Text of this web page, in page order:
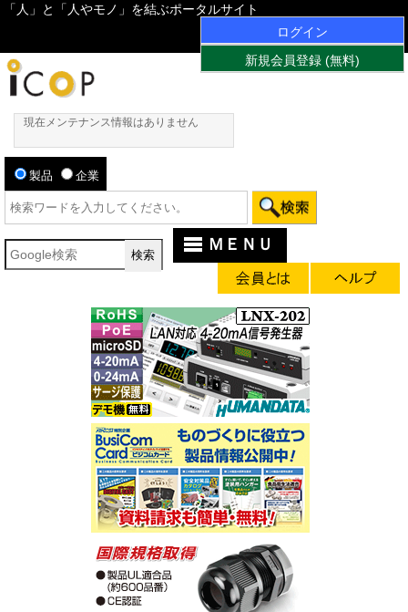
「人」と「人やモノ」を結ぶポータルサイト
ログイン
新規会員登録 (無料)
現在メンテナンス情報はありません
製品 企業
ＭＥＮＵ